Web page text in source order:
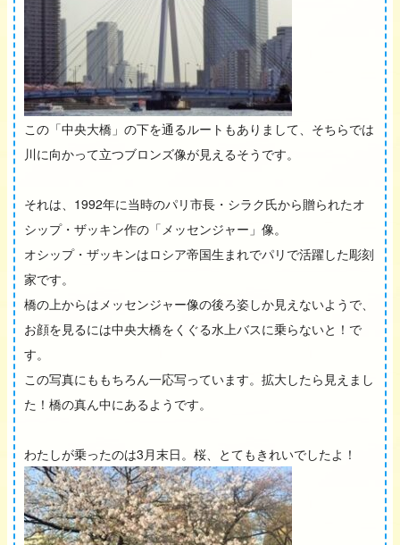
この「中央大橋」の下を通るルートもありまして、そちらでは
川に向かって立つブロンズ像が見えるそうです。
それは、1992年に当時のパリ市長・シラク氏から贈られたオ
シップ・ザッキン作の「メッセンジャー」像。
オシップ・ザッキンはロシア帝国生まれでパリで活躍した彫刻
家です。
橋の上からはメッセンジャー像の後ろ姿しか見えないようで、
お顔を見るには中央大橋をくぐる水上バスに乗らないと！で
す。
この写真にももちろん一応写っています。拡大したら見えまし
た！橋の真ん中にあるようです。
わたしが乗ったのは3月末日。桜、とてもきれいでしたよ！